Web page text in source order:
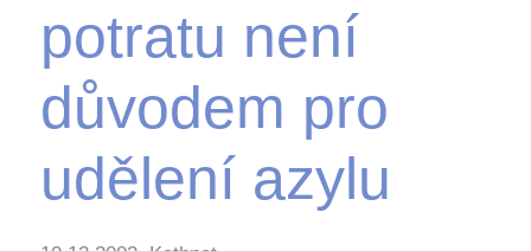
potratu není
důvodem pro
udělení azylu